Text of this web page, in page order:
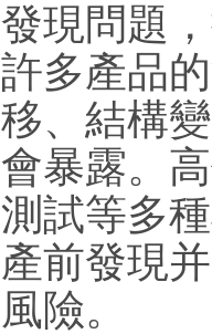
發現問題
許多產品
移、結構
會暴露。
測試等多
產前發現
風險。